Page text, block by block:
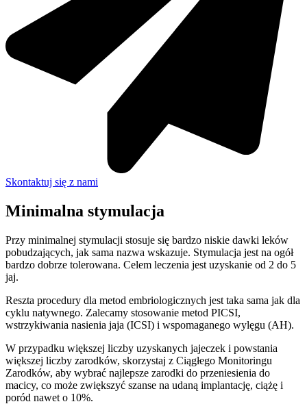
Skontaktuj się z nami
Minimalna stymulacja
Przy minimalnej stymulacji stosuje się bardzo niskie dawki leków
pobudzających, jak sama nazwa wskazuje. Stymulacja jest na ogół
bardzo dobrze tolerowana. Celem leczenia jest uzyskanie od 2 do 5
jaj.
Reszta procedury dla metod embriologicznych jest taka sama jak dla
cyklu natywnego. Zalecamy stosowanie metod PICSI,
wstrzykiwania nasienia jaja (ICSI) i wspomaganego wylęgu (AH).
W przypadku większej liczby uzyskanych jajeczek i powstania
większej liczby zarodków, skorzystaj z Ciągłego Monitoringu
Zarodków, aby wybrać najlepsze zarodki do przeniesienia do
macicy, co może zwiększyć szanse na udaną implantację, ciążę i
poród nawet o 10%.